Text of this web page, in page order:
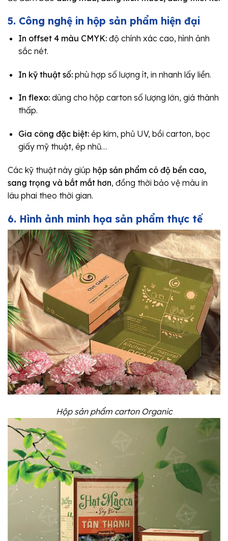
5. Công nghệ in hộp sản phẩm hiện đại
In offset 4 màu CMYK:độ chính xác cao, hình ảnh
sắc nét.
In kỹ thuật số:phù hợp số lượng ít, in nhanh lấy liền.
In flexo:dùng cho hộp carton số lượng lớn, giá thành
thấp.
Gia công đặc biệt:ép kim, phủ UV, bồi carton, bọc
giấy mỹ thuật, ép nhũ…
Các kỹ thuật này giúp hộp sản phẩm có độ bền cao,
sang trọng và bắt mắt hơn, đồng thời bảo vệ màu in
lâu phai theo thời gian.
6. Hình ảnh minh họa sản phẩm thực tế
Hộp sản phẩm carton Organic